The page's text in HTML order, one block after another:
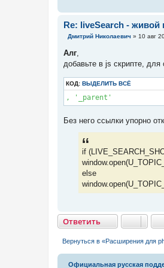
Re: liveSearch - живой
С
б
щ
н
и
Дмитрий Николаевич » 10 авг
Алг,
добавьте в js скрипте,
КОД: ВЫДЕЛИТЬ ВСЁ
, '_parent'
Без него ссылки упорно
if
else
Ответить
Ответить
Вернуться в «Расширения для
Официальная русская
Связаться с